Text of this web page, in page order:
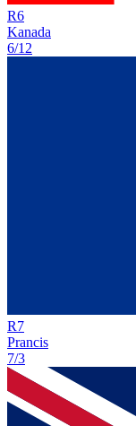
R6
Kanada
6/12
R7
Prancis
7/3